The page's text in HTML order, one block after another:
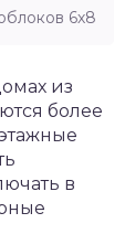
6х8
из
более
в